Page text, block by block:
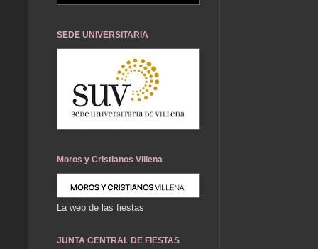
SEDE UNIVERSITARIA
Moros y Cristianos Villena
La web de las fiestas
JUNTA CENTRAL DE FIESTAS